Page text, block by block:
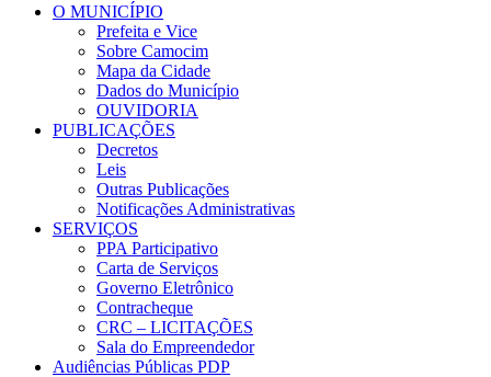
O MUNICÍPIO
Prefeita e Vice
Sobre Camocim
Mapa da Cidade
Dados do Município
OUVIDORIA
PUBLICAÇÕES
Decretos
Leis
Outras Publicações
Notificações Administrativas
SERVIÇOS
PPA Participativo
Carta de Serviços
Governo Eletrônico
Contracheque
CRC – LICITAÇÕES
Sala do Empreendedor
Audiências Públicas PDP